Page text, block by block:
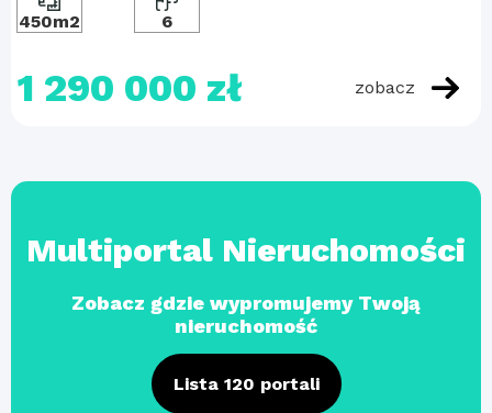
450m2 6
1 290 000 zł zobacz
Multiportal Nieruchomości
Zobacz gdzie wypromujemy Twoją
nieruchomość
Lista 120 portali